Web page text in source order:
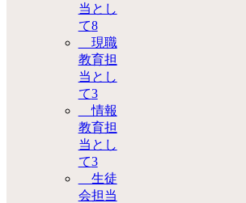
当とし
て8
現職
教育担
当とし
て3
情報
教育担
当とし
て3
生徒
会担当